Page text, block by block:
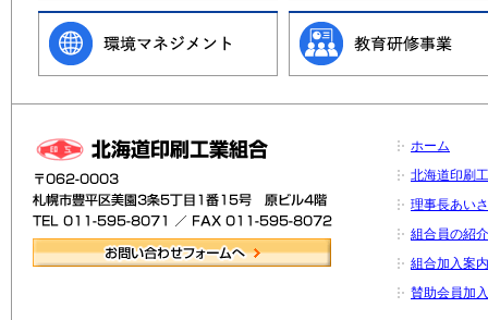
ホーム
北海道印刷
理事長あい
組合員の紹介
組合加入案内
賛助会員加